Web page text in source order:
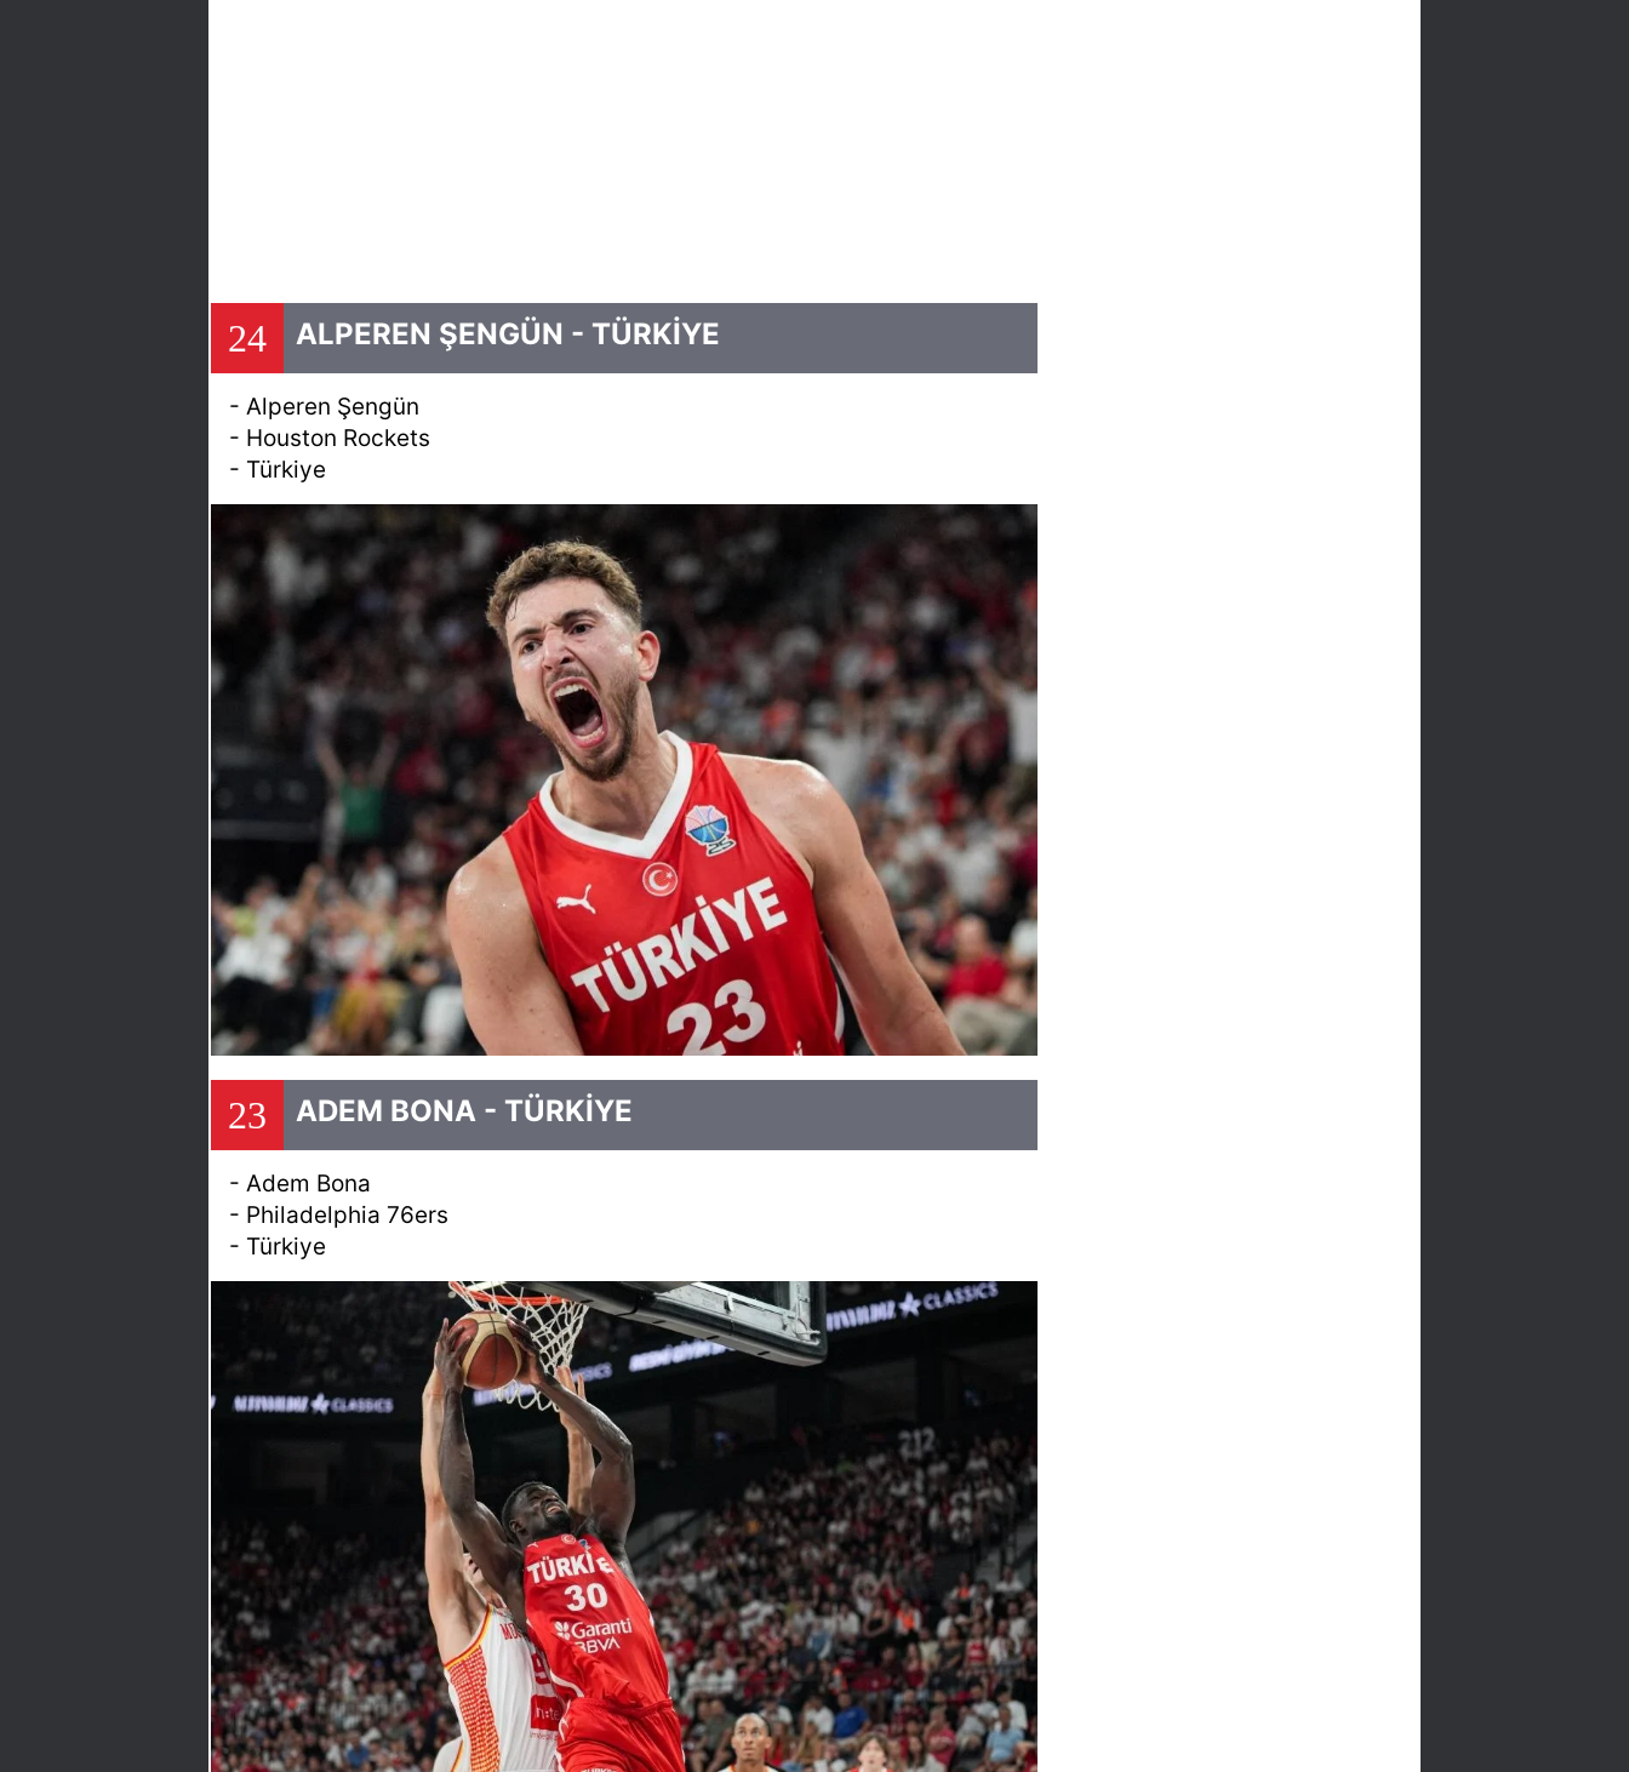
24 ALPEREN ŞENGÜN - TÜRKİYE
- Alperen Şengün
- Houston Rockets
- Türkiye
23 ADEM BONA - TÜRKİYE
- Adem Bona
- Philadelphia 76ers
- Türkiye